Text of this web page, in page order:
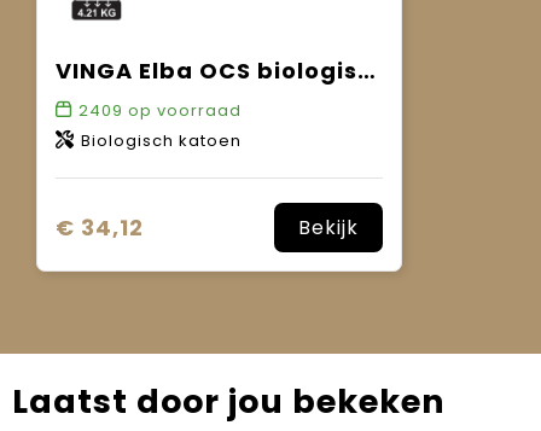
VINGA Elba OCS biologisch katoenen handdoekset van 4 stuks
2409 op voorraad
Biologisch katoen
€ 34,12 Bekijk
Laatst door jou bekeken